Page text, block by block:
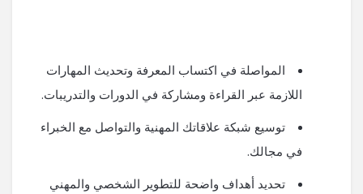
المواصلة في اكتساب المعرفة وتحديث المهارات
اللازمة عبر القراءة ومشاركة في الدورات والتدريبات.
توسيع شبكة علاقاتك المهنية والتواصل مع الخبراء
في مجالك.
تحديد أهداف واضحة للتطوير الشخصي والمهني